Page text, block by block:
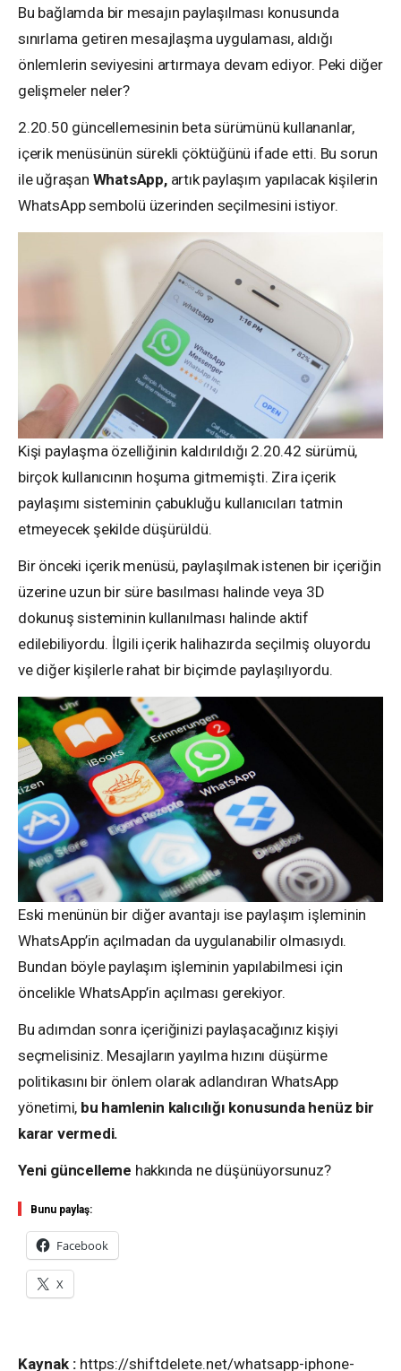
Bu bağlamda bir mesajın paylaşılması konusunda
sınırlama getiren mesajlaşma uygulaması, aldığı
önlemlerin seviyesini artırmaya devam ediyor. Peki diğer
gelişmeler neler?
2.20.50 güncellemesinin beta sürümünü kullananlar,
içerik menüsünün sürekli çöktüğünü ifade etti. Bu sorun
ile uğraşan WhatsApp,artık paylaşım yapılacak kişilerin
WhatsApp sembolü üzerinden seçilmesini istiyor.
Kişi paylaşma özelliğinin kaldırıldığı 2.20.42 sürümü,
birçok kullanıcının hoşuma gitmemişti. Zira içerik
paylaşımı sisteminin çabukluğu kullanıcıları tatmin
etmeyecek şekilde düşürüldü.
Bir önceki içerik menüsü, paylaşılmak istenen bir içeriğin
üzerine uzun bir süre basılması halinde veya 3D
dokunuş sisteminin kullanılması halinde aktif
edilebiliyordu. İlgili içerik halihazırda seçilmiş oluyordu
ve diğer kişilerle rahat bir biçimde paylaşılıyordu.
Eski menünün bir diğer avantajı ise paylaşım işleminin
WhatsApp’in açılmadan da uygulanabilir olmasıydı.
Bundan böyle paylaşım işleminin yapılabilmesi için
öncelikle WhatsApp’in açılması gerekiyor.
Bu adımdan sonra içeriğinizi paylaşacağınız kişiyi
seçmelisiniz. Mesajların yayılma hızını düşürme
politikasını bir önlem olarak adlandıran WhatsApp
yönetimi, bu hamlenin kalıcılığı konusunda henüz bir
karar vermedi.
Yeni güncelleme hakkında ne düşünüyorsunuz?
Bunu paylaş:
Facebook
X
Kaynak : https://shiftdelete.net/whatsapp-iphone-